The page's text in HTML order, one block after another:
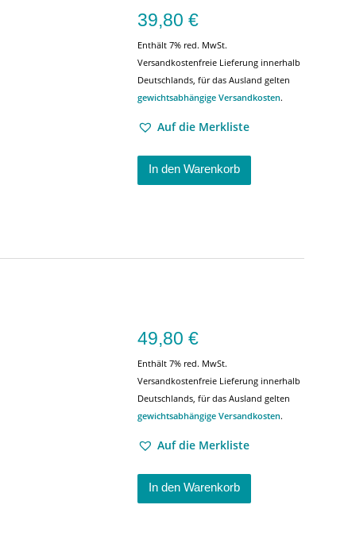
39,80 €
Enthält 7% red. MwSt.
Versandkostenfreie Lieferung innerhalb
Deutschlands, für das Ausland gelten
gewichtsabhängige Versandkosten.
Auf die Merkliste
In den Warenkorb
49,80 €
Enthält 7% red. MwSt.
Versandkostenfreie Lieferung innerhalb
Deutschlands, für das Ausland gelten
gewichtsabhängige Versandkosten.
Auf die Merkliste
In den Warenkorb